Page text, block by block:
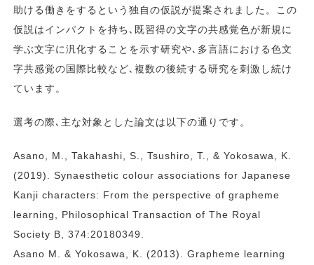
助ける働きをするという独自の仮説が提案されました。この
仮説はインパクトを持ち､既習得の文字の共感覚色が新規に
学ぶ文字に汎化することを示す研究や､多言語における色文
字共感覚の国際比較など､複数の後続する研究を刺激し続け
ています。
選考の際､主な対象とした論文は以下の通りです。
Asano, M., Takahashi, S., Tsushiro, T., & Yokosawa, K.
(2019). Synaesthetic colour associations for Japanese
Kanji characters: From the perspective of grapheme
learning, Philosophical Transaction of The Royal
Society B, 374:20180349.
Asano M. & Yokosawa, K. (2013). Grapheme learning